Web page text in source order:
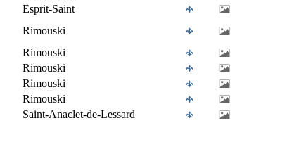
Esprit-Saint
Rimouski
Rimouski
Rimouski
Rimouski
Rimouski
Saint-Anaclet-de-Lessard